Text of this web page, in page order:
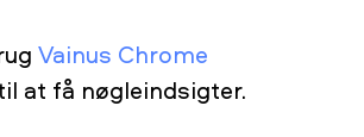
Vainus Chrome
at få nøgleindsigter.